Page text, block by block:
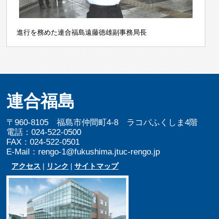
進行を務めた連合福島遠藤徳雄副事務局長
連合福島
〒960-8105 福島市仲間町4-8 ラコパふくしま4階
電話：024-522-0500
FAX：024-522-0501
E-Mail：rengo-1@fukushima.jtuc-rengo.jp
アクセス | リンク |サイトマップ